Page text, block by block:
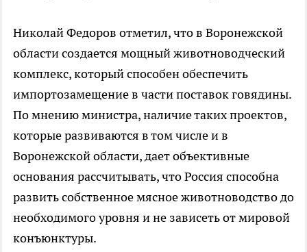
Николай Федоров отметил, что в Воронежской
области создается мощный животноводческий
комплекс, который способен обеспечить
импортозамещение в части поставок говядины.
По мнению министра, наличие таких проектов,
которые развиваются в том числе и в
Воронежской области, дает объективные
основания рассчитывать, что Россия способна
развить собственное мясное животноводство до
необходимого уровня и не зависеть от мировой
конъюнктуры.